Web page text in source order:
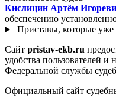
Кислицин Артём
обеспечению
Приставы, которые уже
Сайт pristav-ekb.ru
удобства пользователей
Федеральной службы
Официальный сайт